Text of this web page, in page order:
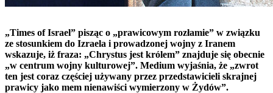
„Times of Israel” pisząc o „prawicowym rozłamie” w związku
ze stosunkiem do Izraela i prowadzonej wojny z Iranem
wskazuje, iż fraza: „Chrystus jest królem” znajduje się obecnie
„w centrum wojny kulturowej”. Medium wyjaśnia, że „zwrot
ten jest coraz częściej używany przez przedstawicieli skrajnej
prawicy jako mem nienawiści wymierzony w Żydów”.